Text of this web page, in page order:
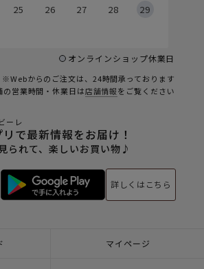
25 26 27 28
29
オンラインショップ休業日
※Webからのご注文は、24時間承っております
営業時間・休業日は店舗情報をご覧ください
ーレ
で最新情報をお届け！
られて、楽しいお買い物♪
詳しくはこちら
マイページ